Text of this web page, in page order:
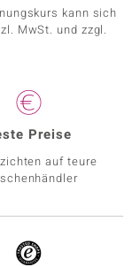
kann sich
MwSt. und zzgl.
Preise
auf teure